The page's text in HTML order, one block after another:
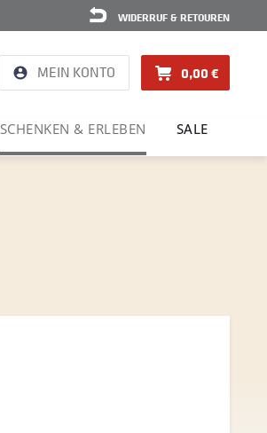
WIDERRUF & RETOUREN
MEIN KONTO 0,00 €
SCHENKEN & ERLEBEN SALE